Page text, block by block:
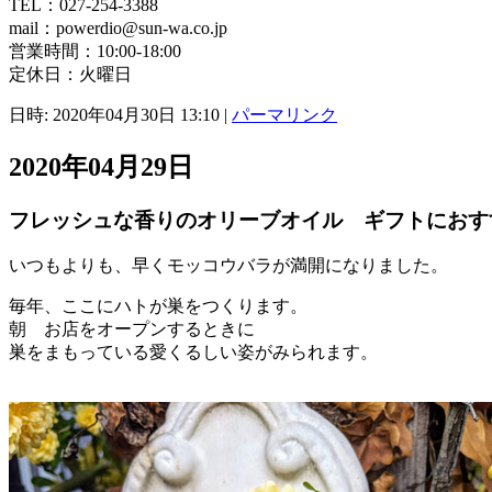
TEL：027-254-3388
mail：powerdio@sun-wa.co.jp
営業時間：10:00-18:00
定休日：火曜日
日時: 2020年04月30日 13:10 | パーマリンク
2020年04月29日
フレッシュな香りのオリーブオイル ギフトにお
いつもよりも、早くモッコウバラが満開になりました。
毎年、ここにハトが巣をつくります。
朝 お店をオープンするときに
巣をまもっている愛くるしい姿がみられます。